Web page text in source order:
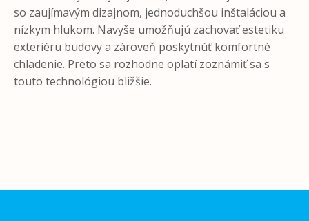
so zaujímavým dizajnom, jednoduchšou inštaláciou a
nízkym hlukom. Navyše umožňujú zachovať estetiku
exteriéru budovy a zároveň poskytnúť komfortné
chladenie. Preto sa rozhodne oplatí zoznámiť sa s
touto technológiou bližšie.